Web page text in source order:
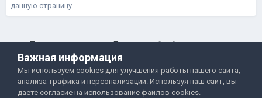
данную страницу
Правила и условия
Политика обработки данных
Помощь
Обратная связь
Двамп 2022-2025
Важная информация
Мы используем cookies для улучшения работы нашего сайта,
анализа трафика и персонализации. Используя наш сайт, вы
даете согласие на использование файлов cookies.